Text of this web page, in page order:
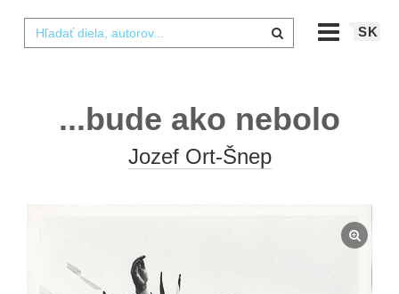
SK
...bude ako nebolo
Jozef Ort-Šnep